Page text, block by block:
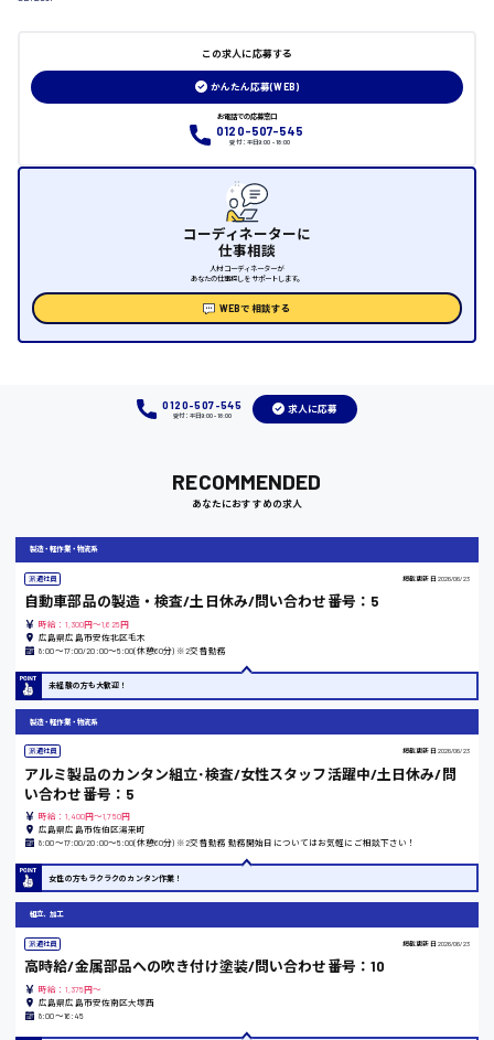
福山市
大阪府
竹原市
熊本県
東京都
島根県
時給1100円～
時給1300円〜
時給1200円〜
この求人に応募する
かんたん応募(WEB)
お電話での応募窓口
0120-507-545
受付：平日9:00 - 18:00
コーディネーターに
仕事相談
人材コーディネーターが
あなたの仕事探しをサポートします。
WEBで相談する
0120-507-545
受付：平日9:00 - 18:00
求人に応募
RECOMMENDED
あなたにおすすめの求人
製造・軽作業・物流系
派遣社員 掲載更新日 2026/06/23
自動車部品の製造・検査/土日休み/問い合わせ番号：5
時給：1,300円～1,625円
広島県広島市安佐北区毛木
8:00〜17:00/20:00〜5:00(休憩60分) ※2交替勤務
未経験の方も大歓迎！
製造・軽作業・物流系
派遣社員 掲載更新日 2026/06/23
アルミ製品のカンタン組立･検査/女性スタッフ活躍中/土日休み/問
い合わせ番号：5
時給：1,400円～1,750円
広島県広島市佐伯区湯来町
8:00〜17:00/20:00〜5:00(休憩60分) ※2交替勤務 勤務開始日についてはお気軽にご相談下さい！
女性の方もラクラクのカンタン作業！
組立、加工
派遣社員 掲載更新日 2026/06/23
高時給/金属部品への吹き付け塗装/問い合わせ番号：10
時給：1,375円～
広島県広島市安佐南区大塚西
8:00〜16:45